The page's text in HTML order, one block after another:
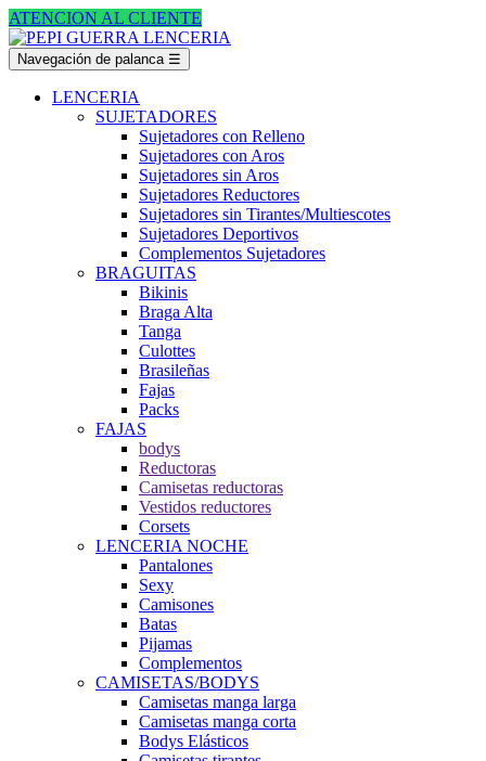
ATENCION AL CLIENTE
Navegación de palanca ☰
LENCERIA
SUJETADORES
Sujetadores con Relleno
Sujetadores con Aros
Sujetadores sin Aros
Sujetadores Reductores
Sujetadores sin Tirantes/Multiescotes
Sujetadores Deportivos
Complementos Sujetadores
BRAGUITAS
Bikinis
Braga Alta
Tanga
Culottes
Brasileñas
Fajas
Packs
FAJAS
bodys
Reductoras
Camisetas reductoras
Vestidos reductores
Corsets
LENCERIA NOCHE
Pantalones
Sexy
Camisones
Batas
Pijamas
Complementos
CAMISETAS/BODYS
Camisetas manga larga
Camisetas manga corta
Bodys Elásticos